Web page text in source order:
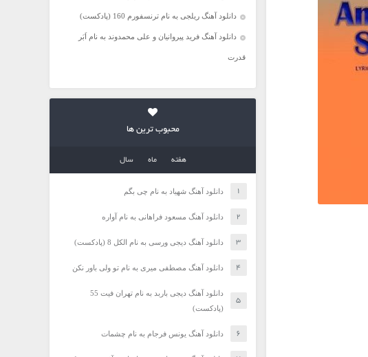
دانلود آهنگ ریلجی به نام ترنسفورم 160 (پادکست)
دانلود آهنگ فرید پیروانیان و علی محمدوند به نام اَبَر
قدرت
محبوب ترین ها
هفته ماه سال
دانلود آهنگ شهیاد به نام چی بگم
دانلود آهنگ مسعود فراهانی به نام آواره
دانلود آهنگ دیجی ورسی به نام الکل 8 (پادکست)
دانلود آهنگ مصطفی میری به نام تو ولی باور نکن
دانلود آهنگ دیجی باربد به نام تهران فیت 55
(پادکست)
دانلود آهنگ یونس فرجام به نام چشمات